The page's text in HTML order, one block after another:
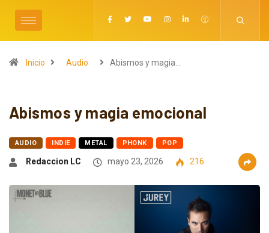
Inicio Audio Abismos y magia…
Abismos y magia emocional
AUDIO INDIE METAL PHONK POP
Redaccion LC mayo 23, 2026 216